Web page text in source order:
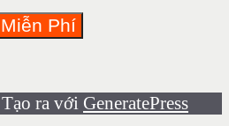
Tạo ra với GeneratePress